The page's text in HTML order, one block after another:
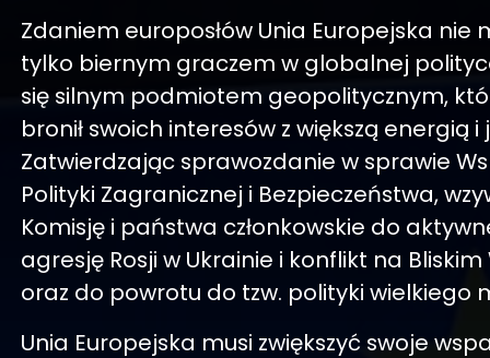
Zdaniem europosłów Unia Europejska nie
tylko biernym graczem w globalnej
się silnym podmiotem geopolitycznym,
bronił swoich interesów z większą energią
Zatwierdzając sprawozdanie w sprawie
Polityki Zagranicznej i Bezpieczeństwa,
Komisję i państwa członkowskie do
agresję Rosji w Ukrainie i konflikt na
oraz do powrotu do tzw. polityki wielkiego
Unia Europejska musi zwiększyć swoje